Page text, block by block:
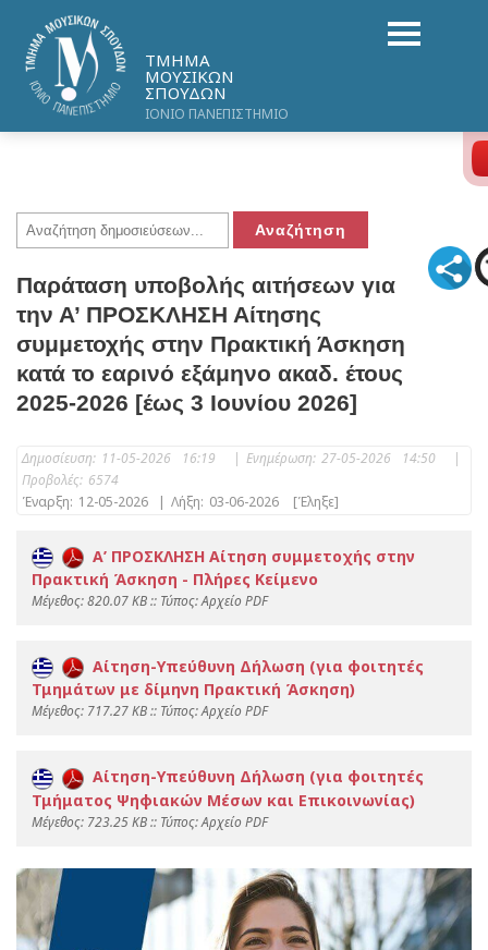
ΤΜΗΜΑ
ΜΟΥΣΙΚΩΝ
ΣΠΟΥΔΩΝ
ΙΟΝΙΟ ΠΑΝΕΠΙΣΤΗΜΙΟ
Παράταση υποβολής αιτήσεων για
την Α’ ΠΡΟΣΚΛΗΣΗ Αίτησης
συμμετοχής στην Πρακτική Άσκηση
κατά το εαρινό εξάμηνο ακαδ. έτους
2025-2026 [έως 3 Ιουνίου 2026]
Δημοσίευση: 11-05-2026 16:19 | Ενημέρωση: 27-05-2026 14:50
|
Προβολές: 6574
Έναρξη: 12-05-2026 | Λήξη: 03-06-2026 [Έληξε]
Α’ ΠΡΟΣΚΛΗΣΗ Αίτηση συμμετοχής στην
Πρακτική Άσκηση - Πλήρες Κείμενο
Mέγεθος: 820.07 KB :: Τύπος: Αρχείο PDF
Αίτηση-Υπεύθυνη Δήλωση (για φοιτητές
Τμημάτων με δίμηνη Πρακτική Άσκηση)
Mέγεθος: 717.27 KB :: Τύπος: Αρχείο PDF
Αίτηση-Υπεύθυνη Δήλωση (για φοιτητές
Τμήματος Ψηφιακών Μέσων και Επικοινωνίας)
Mέγεθος: 723.25 KB :: Τύπος: Αρχείο PDF